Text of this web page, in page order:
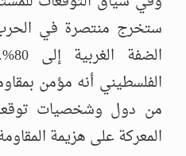
ستخرج منتصرة في
الفلسطيني أنه مؤمن
من دول وشخصيات
المعركة على هزيمة